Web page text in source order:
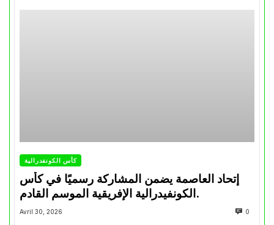
كأس الكونفدرالية
إتحاد العاصمة يضمن المشاركة رسميًا في كأس
الكونفيدرالية الإفريقية الموسم القادم.
Avril 30, 2026 0